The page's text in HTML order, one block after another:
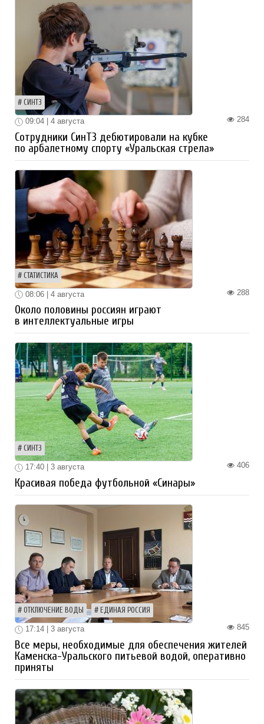
СИНТЗ
284
09:04 | 4 августа
Сотрудники СинТЗ дебютировали на кубке
по арбалетному спорту «Уральская стрела»
СТАТИСТИКА
288
08:06 | 4 августа
Около половины россиян играют
в интеллектуальные игры
СИНТЗ
406
17:40 | 3 августа
Красивая победа футбольной «Синары»
ОТКЛЮЧЕНИЕ ВОДЫ ЕДИНАЯ РОССИЯ
845
17:14 | 3 августа
Все меры, необходимые для обеспечения жителей
Каменска-Уральского питьевой водой, оперативно
приняты